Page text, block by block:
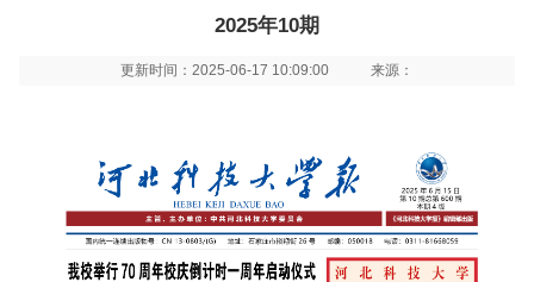
2025年10期
更新时间：2025-06-17 10:09:00 来源：